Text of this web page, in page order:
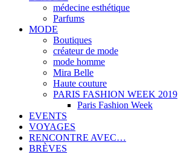
médecine esthétique
Parfums
MODE
Boutiques
créateur de mode
mode homme
Mira Belle
Haute couture
PARIS FASHION WEEK 2019
Paris Fashion Week
EVENTS
VOYAGES
RENCONTRE AVEC…
BRÈVES